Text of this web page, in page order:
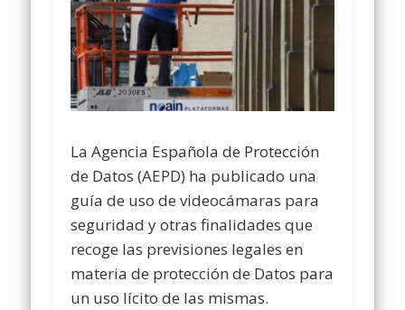
La Agencia Española de Protección
de Datos (AEPD) ha publicado una
guía de uso de videocámaras para
seguridad y otras finalidades que
recoge las previsiones legales en
materia de protección de Datos para
un uso lícito de las mismas.